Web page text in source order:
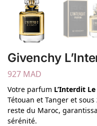
Givenchy
927 MAD
Votre parfum L’Interdit
Tétouan et Tanger et sous
reste du Maroc,
sérénité.